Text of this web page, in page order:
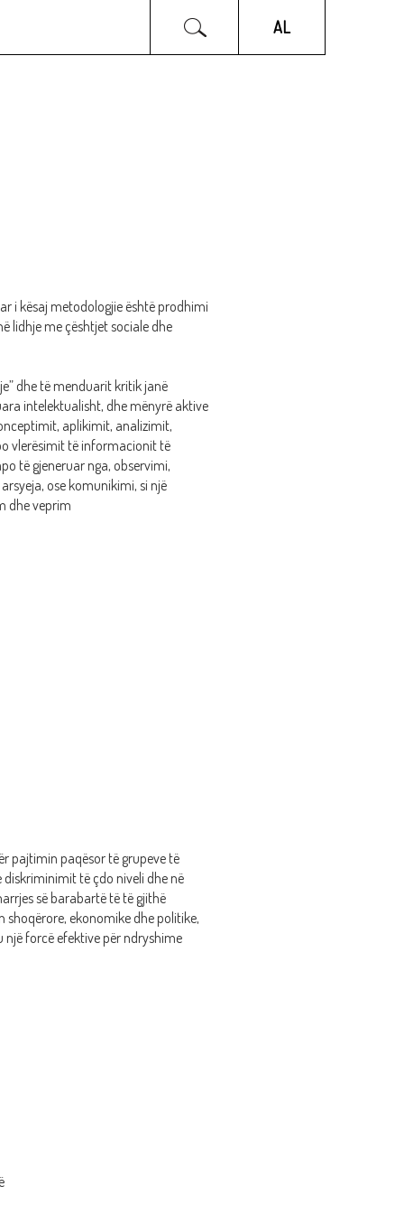
AL
i kësaj metodologjie është prodhimi
lidhje me çështjet sociale dhe
dhe të menduarit kritik janë
intelektualisht, dhe mënyrë aktive
aplikimit, analizimit,
vlerësimit të informacionit të
të gjeneruar nga, observimi,
ose komunikimi, si një
dhe veprim
pajtimin paqësor të grupeve të
të çdo niveli dhe në
së barabartë të të gjithë
shoqërore, ekonomike dhe politike,
një forcë efektive për ndryshime